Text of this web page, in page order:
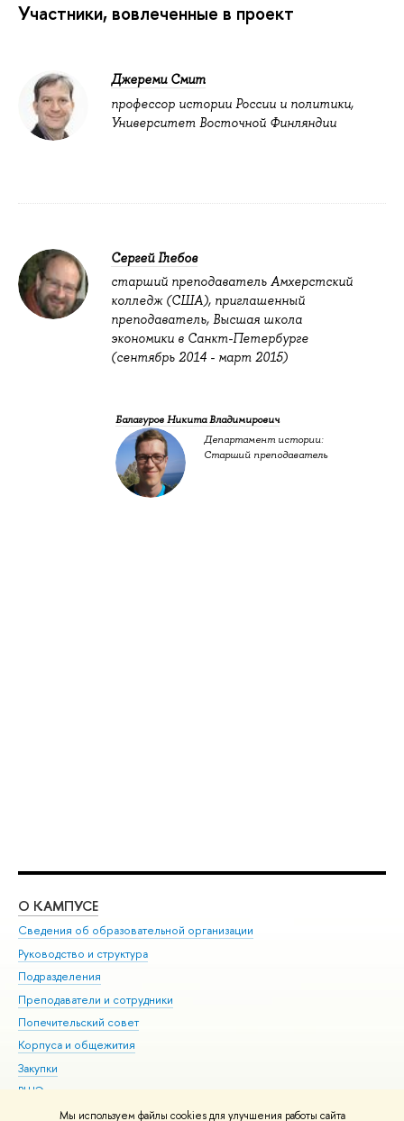
Мы используем файлы cookies для улучшения работы сайта
Участники, вовлеченные в проект
Джереми Смит
профессор истории России и политики,
Университет Восточной Финляндии
Сергей Глебов
старший преподаватель Амхерстский
колледж (США), приглашенный
преподаватель, Высшая школа
экономики в Санкт-Петербурге
(сентябрь 2014 - март 2015)
Балагуров Никита Владимирович
Департамент истории:
Старший преподаватель
О КАМПУСЕ
Сведения об образовательной организации
Руководство и структура
Подразделения
Преподаватели и сотрудники
Попечительский совет
Корпуса и общежития
Закупки
ВШЭ для студентов с ограниченными возможностями
здоровья и инвалидностью